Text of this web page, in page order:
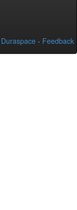
Duraspace - Feedback